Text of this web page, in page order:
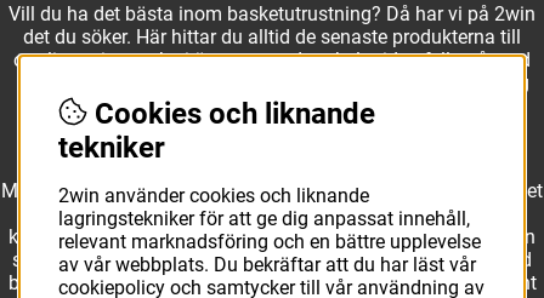
Vill du ha det bästa inom basketutrustning? Då har vi på 2win
det du söker. Här hittar du alltid de senaste produkterna till
otroliga priser, och vi är noga med att hela tiden fylla på med
nyheter i webbshopen. Det gör oss till ett naturligt val för dig
som vill ha utrustning som överträffar alla andra märken.
Med ett av Sveriges största kläd- och skosortiment inom basket
kan vi erbjuda allt som du eller din klubb behöver. Välj ut
kvalitativa basketbollar och basketskor från välkända märken
som Molten, Nike, Adidas och Spalding och komplettera med
basketkläder från Jordan. I vårt breda och prisvärda sortiment
Cookies och liknande
tekniker
2win använder cookies och liknande
lagringstekniker för att ge dig anpassat innehåll,
relevant marknadsföring och en bättre upplevelse
av vår webbplats. Du bekräftar att du har läst vår
cookiepolicy och samtycker till vår användning av